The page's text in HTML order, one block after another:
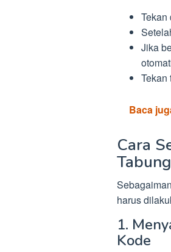
Tekan
Jika
Tekan
Baca
Cara
Tabung
harus
1.
Kode